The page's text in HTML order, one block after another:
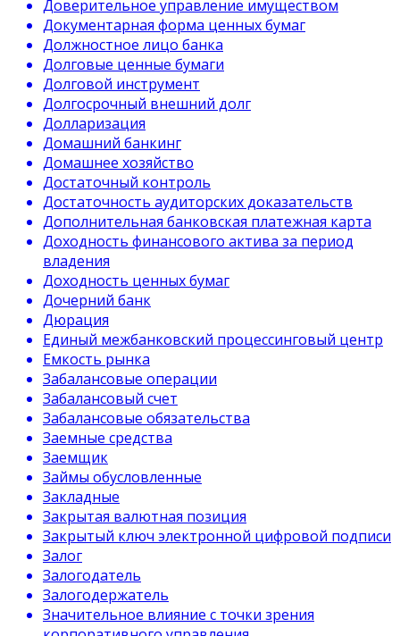
Доверительное управление имуществом
Документарная форма ценных бумаг
Должностное лицо банка
Долговые ценные бумаги
Долговой инструмент
Долгосрочный внешний долг
Долларизация
Домашний банкинг
Домашнее хозяйство
Достаточный контроль
Достаточность аудиторских доказательств
Дополнительная банковская платежная карта
Доходность финансового актива за период
владения
Доходность ценных бумаг
Дочерний банк
Дюрация
Единый межбанковский процессинговый центр
Емкость рынка
Забалансовые операции
Забалансовый счет
Забалансовые обязательства
Заемные средства
Заемщик
Займы обусловленные
Закладные
Закрытая валютная позиция
Закрытый ключ электронной цифровой подписи
Залог
Залогодатель
Залогодержатель
Значительное влияние с точки зрения